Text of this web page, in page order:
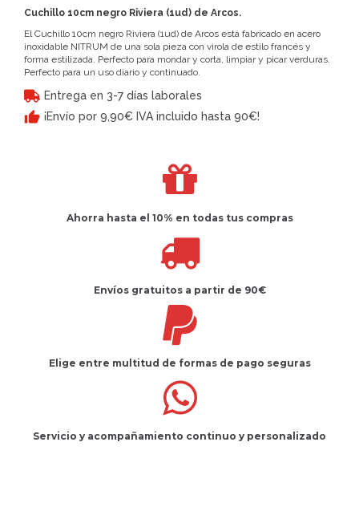
Cuchillo 10cm negro Riviera (1ud) de Arcos.
El Cuchillo 10cm negro Riviera (1ud) de Arcos está fabricado en acero
inoxidable NITRUM de una sola pieza con virola de estilo francés y
forma estilizada. Perfecto para mondar y corta, limpiar y picar verduras.
Perfecto para un uso diario y continuado.
Entrega en 3-7 días laborales
¡Envío por 9,90€ IVA incluido hasta 90€!
Ahorra hasta el 10% en todas tus compras
Envíos gratuitos a partir de 90€
Elige entre multitud de formas de pago seguras
Servicio y acompañamiento continuo y personalizado